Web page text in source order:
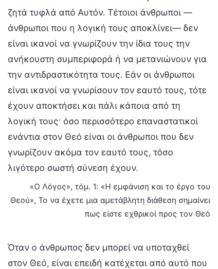
ζητά τυφλά από Αυτόν. Τέτοιοι άνθρωποι —
άνθρωποι που η λογική τους αποκλίνει— δεν
είναι ικανοί να γνωρίζουν την ίδια τους την
ανήκουστη συμπεριφορά ή να μετανιώνουν για
την αντιδραστικότητα τους. Εάν οι άνθρωποι
είναι ικανοί να γνωρίσουν τον εαυτό τους, τότε
έχουν αποκτήσει και πάλι κάποια από τη
λογική τους· όσο περισσότερο επαναστατικοί
ενάντια στον Θεό είναι οι άνθρωποι που δεν
γνωρίζουν ακόμα τον εαυτό τους, τόσο
λιγότερο σωστή σύνεση έχουν.
«Ο Λόγος», τόμ. 1: «Η εμφάνιση και το έργο του
Θεού», Το να έχετε μια αμετάβλητη διάθεση σημαίνει
πως είστε εχθρικοί προς τον Θεό
Όταν ο άνθρωπος δεν μπορεί να υποταχθεί
στον Θεό, είναι επειδή κατέχεται από αυτό που